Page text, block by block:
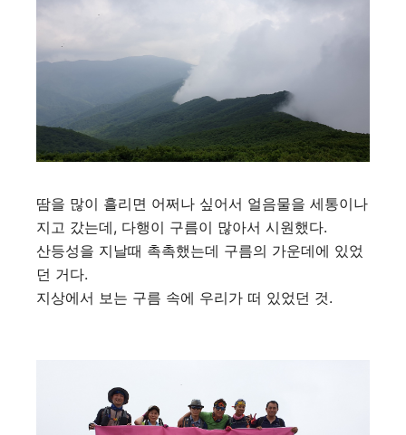
땀을 많이 흘리면 어쩌나 싶어서 얼음물을 세통이나
지고 갔는데, 다행이 구름이 많아서 시원했다.
산등성을 지날때 촉촉했는데 구름의 가운데에 있었
던 거다.
지상에서 보는 구름 속에 우리가 떠 있었던 것.